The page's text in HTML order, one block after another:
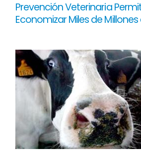
Prevención Veterinaria
Economizar Miles de